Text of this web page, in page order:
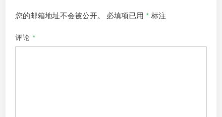
您的邮箱地址不会被公开。 必填项已用 * 标注
评论 *